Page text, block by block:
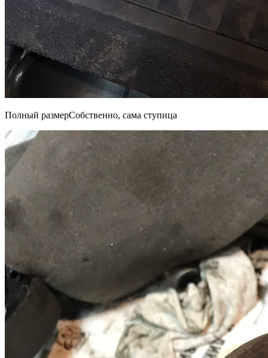
Полный размерСобственно, сама ступица